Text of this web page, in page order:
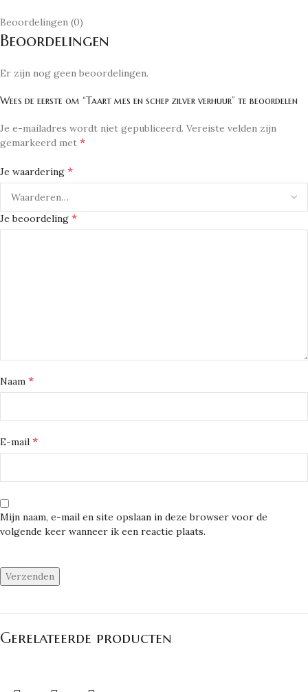
Beoordelingen (0)
Beoordelingen
Er zijn nog geen beoordelingen.
Wees de eerste om “Taart mes en schep zilver verhuur” te beoordelen
Je e-mailadres wordt niet gepubliceerd. Vereiste velden zijn
gemarkeerd met *
Je waardering *
Je beoordeling *
Naam *
E-mail *
Mijn naam, e-mail en site opslaan in deze browser voor de
volgende keer wanneer ik een reactie plaats.
Gerelateerde producten